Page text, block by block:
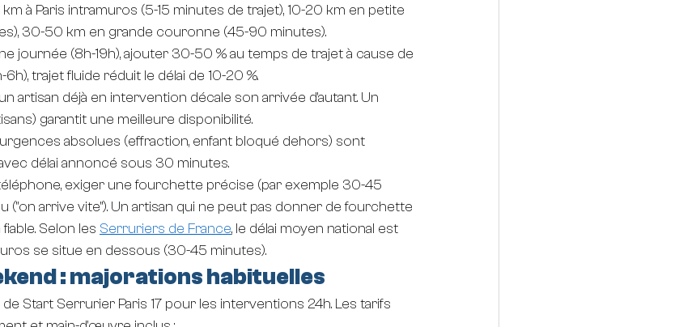
km à Paris intramuros (5-15 minutes de trajet), 10-20 km en petite
30-50 km en grande couronne (45-90 minutes).
journée (8h-19h), ajouter 30-50 % au temps de trajet à cause de
6h), trajet fluide réduit le délai de 10-20 %.
artisan déjà en intervention décale son arrivée d'autant. Un
garantit une meilleure disponibilité.
urgences absolues (effraction, enfant bloqué dehors) sont
délai annoncé sous 30 minutes.
exiger une fourchette précise (par exemple 30-45
("on arrive vite"). Un artisan qui ne peut pas donner de fourchette
Selon les Serruriers de France, le délai moyen national est
se situe en dessous (30-45 minutes).
: majorations habituelles
Start Serrurier Paris 17 pour les interventions 24h. Les tarifs